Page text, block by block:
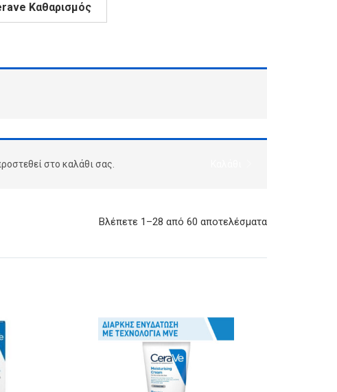
Καθαρισμός
στο καλάθι σας.
Βλέπετε 1–28 από 60 αποτελέσματα